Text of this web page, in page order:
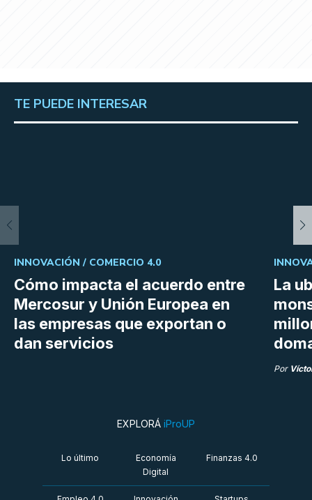
TE PUEDE INTERESAR
Cómo impacta el acuerdo entre
Mercosur y Unión Europea en
las empresas que exportan o
dan servicios
INNOVACIÓN / COMERCIO 4.0
La
Por
EXPLORÁ iProUP
Lo último
Economía
Digital
Finanzas 4.0